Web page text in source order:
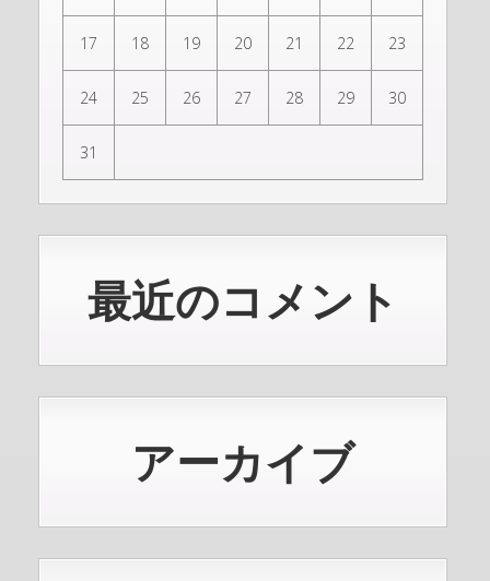
17 18 19 20 21 22 23
24 25 26 27 28 29 30
31
最近のコメント
アーカイブ